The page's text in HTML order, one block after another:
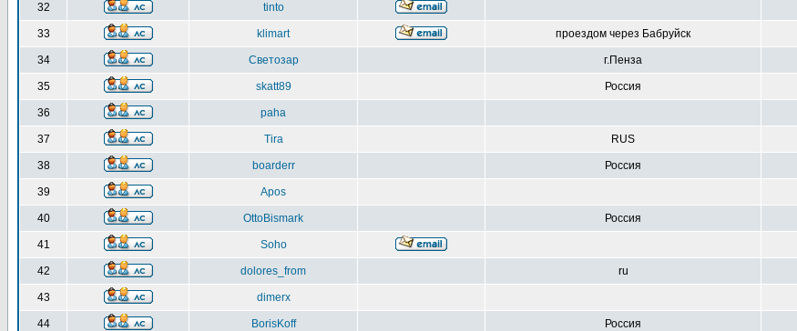
32 tinto
33 klimart проездом через Бабруйск
34 Светозар г.Пенза
35 skatt89 Россия
36 paha
37 Tira RUS
38 boarderr Россия
39 Apos
40 OttoBismark Россия
41 Soho
42 dolores_from ru
43 dimerx
44 BorisKoff Россия